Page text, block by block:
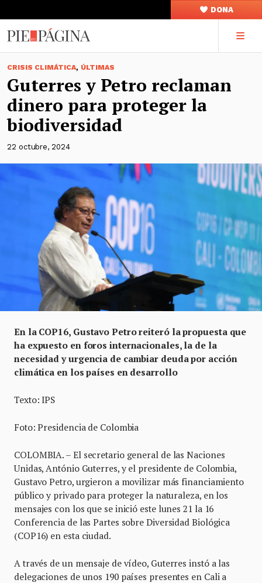
DONA
CRISIS CLIMÁTICA, ÚLTIMAS
Guterres y Petro reclaman
dinero para proteger la
biodiversidad
22 octubre, 2024
En la COP16, Gustavo Petro reiteró la propuesta que
ha expuesto en foros internacionales, la de la
necesidad y urgencia de cambiar deuda por acción
climática en los países en desarrollo
Texto: IPS
Foto: Presidencia de Colombia
COLOMBIA. – El secretario general de las Naciones
Unidas, António Guterres, y el presidente de Colombia,
Gustavo Petro, urgieron a movilizar más financiamiento
público y privado para proteger la naturaleza, en los
mensajes con los que se inició este lunes 21 la 16
Conferencia de las Partes sobre Diversidad Biológica
(COP16) en esta ciudad.
A través de un mensaje de vídeo, Guterres instó a las
delegaciones de unos 190 países presentes en Cali a